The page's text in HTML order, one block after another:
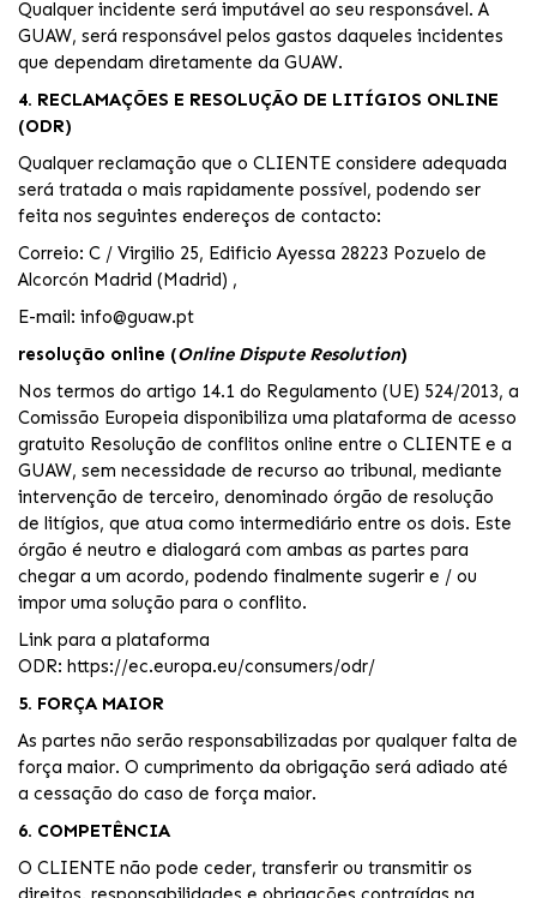
Qualquer incidente será imputável ao seu responsável. A
GUAW, será responsável pelos gastos daqueles incidentes
que dependam diretamente da GUAW.
4. RECLAMAÇÕES E RESOLUÇÃO DE LITÍGIOS ONLINE
(ODR)
Qualquer reclamação que o CLIENTE considere adequada
será tratada o mais rapidamente possível, podendo ser
feita nos seguintes endereços de contacto:
Correio: C / Virgilio 25, Edificio Ayessa 28223 Pozuelo de
Alcorcón Madrid (Madrid) ,
E-mail: info@guaw.pt
resolução online (Online Dispute Resolution)
Nos termos do artigo 14.1 do Regulamento (UE) 524/2013, a
Comissão Europeia disponibiliza uma plataforma de acesso
gratuito Resolução de conflitos online entre o CLIENTE e a
GUAW, sem necessidade de recurso ao tribunal, mediante
intervenção de terceiro, denominado órgão de resolução
de litígios, que atua como intermediário entre os dois. Este
órgão é neutro e dialogará com ambas as partes para
chegar a um acordo, podendo finalmente sugerir e / ou
impor uma solução para o conflito.
Link para a plataforma
ODR: https://ec.europa.eu/consumers/odr/
5. FORÇA MAIOR
As partes não serão responsabilizadas por qualquer falta de
força maior. O cumprimento da obrigação será adiado até
a cessação do caso de força maior.
6. COMPETÊNCIA
O CLIENTE não pode ceder, transferir ou transmitir os